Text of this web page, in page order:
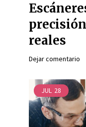
reales
Dejar comentario
JUL 28